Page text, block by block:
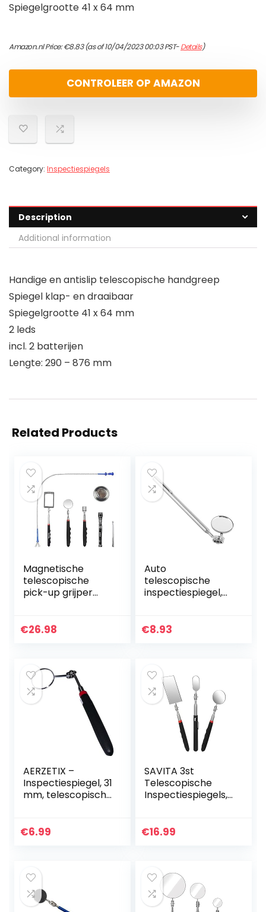
Spiegelgrootte 41 x 64 mm
Amazon.nl Price:€8.83(as of 10/04/2023 00:03 PST-Details)
CONTROLEER OP AMAZON
Category: Inspectiespiegels
Description
Additional information
Handige en antislip telescopische handgreep
Spiegel klap- en draaibaar
Spiegelgrootte 41 x 64 mm
2 leds
incl. 2 batterijen
Lengte: 290 – 876 mm
Related Products
Magnetische
telescopische
pick-up grijper
lbs met LED-
€26.98
Auto
telescopische
inspectiespiegel,
verlengde
(Pentype…
€8.93
AERZETIX –
Inspectiespiegel, 31
mm, telescopisch,
€6.99
SAVITA 3st
Telescopische
Inspectiespiegels,
Set Observatietool
€16.99